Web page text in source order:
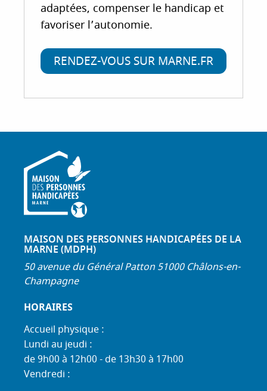
adaptées, compenser le handicap et
favoriser l’autonomie.
RENDEZ-VOUS SUR MARNE.FR
MAISON DES PERSONNES HANDICAPÉES DE LA
MARNE (MDPH)
50 avenue du Général Patton 51000 Châlons-en-
Champagne
HORAIRES
Accueil physique :
Lundi au jeudi :
de 9h00 à 12h00 - de 13h30 à 17h00
Vendredi :